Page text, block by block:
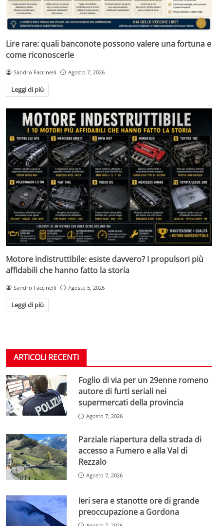
Lire rare: quali banconote possono valere una fortuna e
come riconoscerle
Sandro Faccinelli Agosto 7, 2026
Leggi di più
Motore indistruttibile: esiste davvero? I propulsori più
affidabili che hanno fatto la storia
Sandro Faccinelli Agosto 5, 2026
Leggi di più
ARTICOLI RECENTI
Foglio di via per un 29enne romeno
autore di furti seriali nei
supermercati della provincia
Agosto 7, 2026
Parziale riapertura della strada di
accesso a Fumero e alla Val di
Rezzalo
Agosto 7, 2026
Ieri sera e stanotte ore di grande
preoccupazione a Gordona